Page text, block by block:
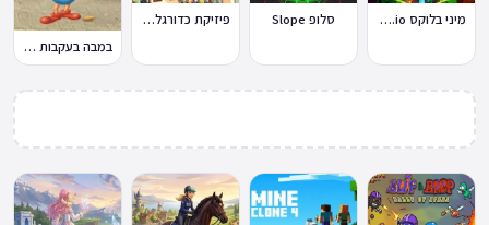
מיני בלוקס Miniblox.io סלופ Slope
פיזיקת כדורגל Soccer Physics
במבה בעקבות החטיף החטוף 2